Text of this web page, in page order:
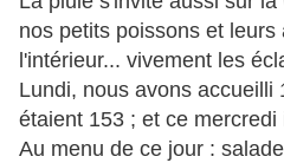
nos petits poissons et
l'intérieur... vivement les
Lundi, nous avons accueilli
étaient 153 ; et ce mercredi
Au menu de ce jour :